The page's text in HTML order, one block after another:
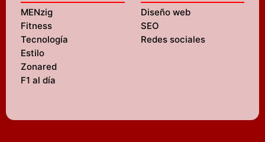
MENzig
Fitness
Tecnología
Estilo
Zonared
F1 al día
Diseño web
SEO
Redes sociales